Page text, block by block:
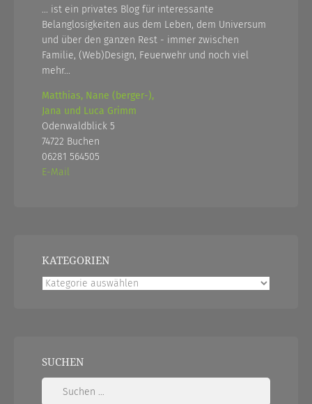
... ist ein privates Blog für interessante
Belanglosigkeiten aus dem Leben, dem Universum
und über den ganzen Rest - immer zwischen
Familie, (Web)Design, Feuerwehr und noch viel
mehr...
Matthias, Nane (berger-),
Jana und Luca Grimm
Odenwaldblick 5
74722 Buchen
06281 564505
E-Mail
KATEGORIEN
Kategorien
SUCHEN
Suchen